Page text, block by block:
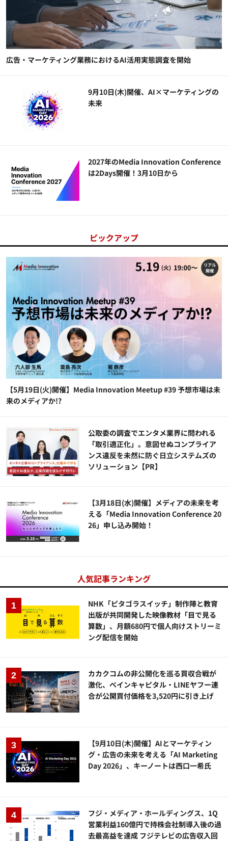
広告・マーケティング業務におけるAI活用実態調査を開始
9月10日(木)開催、AI×マーケティングの
未来
2027年のMedia Innovation Conference
は2Days開催！3月10日から
ピックアップ
【5月19日(火)開催】Media Innovation Meetup #39 予想市場は未
来のメディアか!?
公​​取委の調査でエンタメ業界に問われる
「取引適正化」。意図せぬコンプライア
ンス違反を未然に防ぐ日立システムズの
ソリューション​【PR】
【3月18日(水)開催】メディアの未来を考
える「Media Innovation Conference 20
26」申し込み開始！
人気記事ランキング
NHK「ピタゴラスイッチ」制作陣と教育
出版が共同開発した映像教材「目で見る
算数」、月額680円で個人向けストリーミ
ング配信を開始
カカクコムの非公開化を巡る買収合戦が
激化、ベインキャピタル・LINEヤフー連
合が公開買付価格を3,520円に引き上げ
【9月10日(木)開催】AIとマーケティン
グ・広告の未来を考える「AI Marketing
Day 2026」、キーノートは西口一希氏
フジ・メディア・ホールディングス、1Q
営業利益160億円で持株会社制導入後の過
去最高益を達成 フジテレビの広告収入回